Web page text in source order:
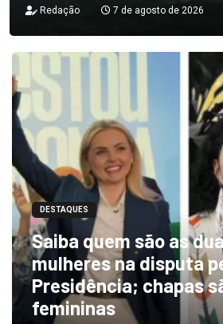
Redação 7 de agosto de 2026
DESTAQUES
Saiba quem são as
mulheres na disputa
Presidência; chapas
femininas